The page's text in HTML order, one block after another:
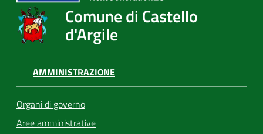
Comune di Castello
d'Argile
AMMINISTRAZIONE
Organi di governo
Aree amministrative